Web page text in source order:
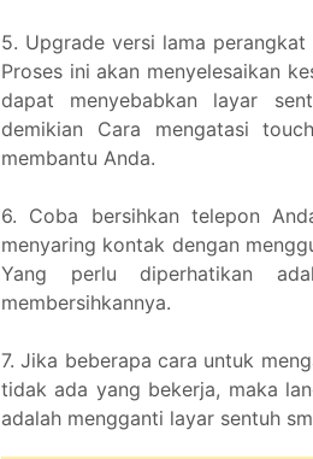
5. Upgrade versi lama
Proses ini akan menyelesaikan
dapat menyebabkan layar
demikian Cara mengatasi
membantu Anda.
6. Coba bersihkan telepon
menyaring kontak dengan
Yang perlu diperhatikan
membersihkannya.
7. Jika beberapa cara untuk
tidak ada yang bekerja, maka
adalah mengganti layar sentuh